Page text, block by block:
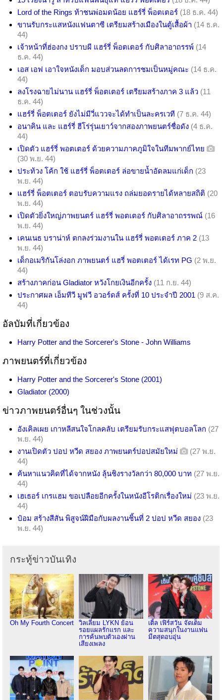
Lord of the Rings ท้าชนพ่อมดน้อย แฮร์รี่ พ็อตเตอร์ (18 ธ.ค. 44)
ขานรับกระแสหนังแฟนตาซี เตรียมสร้างเมืองในตู้เสื้อผ้า (14 ธ.ค.
44)
เจ้าหน้าที่ฮ่องกง ปราบผี แฮร์รี่ พ็อตเตอร์ กับศิลาอาถรรพ์ (14
ธ.ค. 44)
เอส เอฟ เอาใจหนังเด็ก มอบส่วนลดการชมเป็นหมู่คณะ (14 ธ.ค.
44)
ลงโรงฉายไม่นาน แฮร์รี่ พ็อตเตอร์ เตรียมสร้างภาค 3 แล้ว (11
ธ.ค. 44)
แฮร์รี่ พ็อตเตอร์ ยังไม่มีวี่แววจะได้ทำเป็นละครเวที (7 ธ.ค. 44)
อนาคิน และ แฮร์รี่ ฮีโร่รุ่นเยาว์จากสองภาพยนตร์ชื่อดัง (4 ธ.ค.
44)
เปิดตัว แฮร์รี่ พอตเตอร์ ด้วยความภาคภูมิใจในทีมพากย์ไทย
(30 พ.ย. 44)
ประท้วง โค้ก ใช้ แฮร์รี่ พ็อตเตอร์ ล่อขายน้ำอัดลมแก่เด็ก (23
พ.ย. 44)
แฮร์รี่ พ็อตเตอร์ ตอบรับความแรง ถล่มยอดรายได้หลายสถิติ (20
พ.ย. 44)
เปิดตัวยิ่งใหญ่ภาพยนตร์ แฮร์รี่ พอตเตอร์ กับศิลาอาถรรพณ์ (16
พ.ย. 44)
เคนเนธ บราน่าห์ ตกลงร่วมงานใน แฮร์รี่ พอตเตอร์ ภาค 2 (13
พ.ย. 44)
เด็กอเมริกันโล่งอก ภาพยนตร์ แฮรี่ พอตเตอร์ ได้เรท PG (2 พ.ย.
44)
สร้างภาคก่อน Gladiator หวังโกยเงินอีกครั้ง (11 ก.ย. 44)
ประกาศผล เอ็มทีวี มูฟวี อวอร์ดส์ ครั้งที่ 10 ประจำปี 2001 (9 ส.ค.
44)
อัลบัมที่เกี่ยวข้อง
Harry Potter and the Sorcerer's Stone - John Williams
ภาพยนตร์ที่เกี่ยวข้อง
Harry Potter and the Sorcerer's Stone (2001)
Gladiator (2000)
ข่าวภาพยนตร์อื่นๆ ในช่วงนั้น
อังเคิลเผย เกาหลีสนใจโกลคลับ เตรียมรับกระแสฟุตบอลโลก (27
พ.ย. 44)
งานเปิดตัว ปอป หวีด สยอง ภาพยนตร์ปอปสมัยใหม่
(27 พ.ย.
44)
ค้นหาแนวคิดที่ได้จากหนัง ลุ้นชิงรางวัลกว่า 80,000 บาท (27 พ.ย.
44)
เฮเธอร์ เกรแฮม ขอเปลือยอีกครั้งในหนังอีโรติกเรื่องใหม่ (23 พ.ย.
44)
ป๋อม สร้างสีสัน พิสูจน์ฝีมือกับผลงานชิ้นที่ 2 ปอป หวีด สยอง (23
พ.ย. 44)
กระทู้ข่าวบันเทิง
Oh My Fourth Concert
วิลเลี่ยม LYKN ย้อน
รอยแผลรักแรก และ
การค้นพบตัวเองผ่าน
เสียงเพลง
เติ้ล เฟิร์สวัน จัดเต็ม
ความสนุกในงานแฟน
มีตสุดอบอุ่น